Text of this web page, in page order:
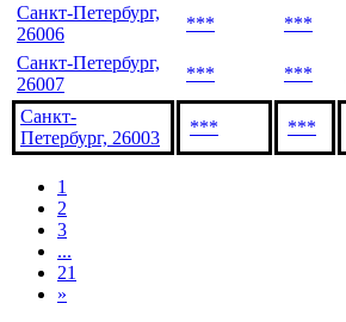
Санкт-Петербург,
26006
*** ***
Санкт-Петербург,
26007
*** ***
Санкт-
Петербург, 26003
*** ***
1
2
3
...
21
»